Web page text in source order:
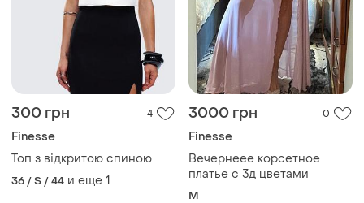
300 грн 4
Finesse
Топ з відкритою спиною
36 / S / 44 и еще 1
3000 грн 0
Finesse
Вечернеее корсетное
платье с 3д цветами
M